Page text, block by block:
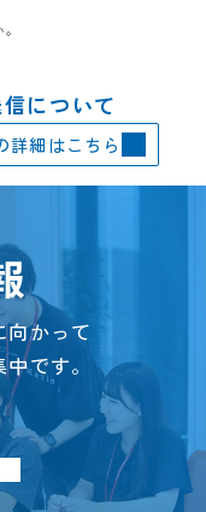
について
詳細はこちら
向かって
です。